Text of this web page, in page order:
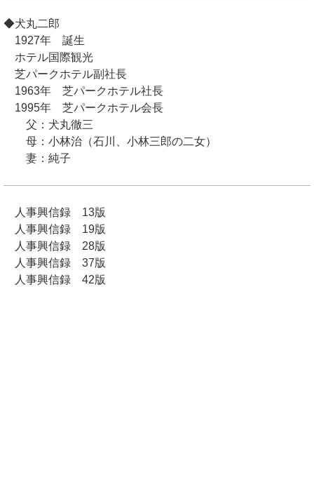
◆犬丸二郎
1927年 誕生
ホテル国際観光
芝パークホテル副社長
1963年 芝パークホテル社長
1995年 芝パークホテル会長
父：犬丸徹三
母：小林治（石川、小林三郎の二女）
妻：純子
人事興信録 13版
人事興信録 19版
人事興信録 28版
人事興信録 37版
人事興信録 42版